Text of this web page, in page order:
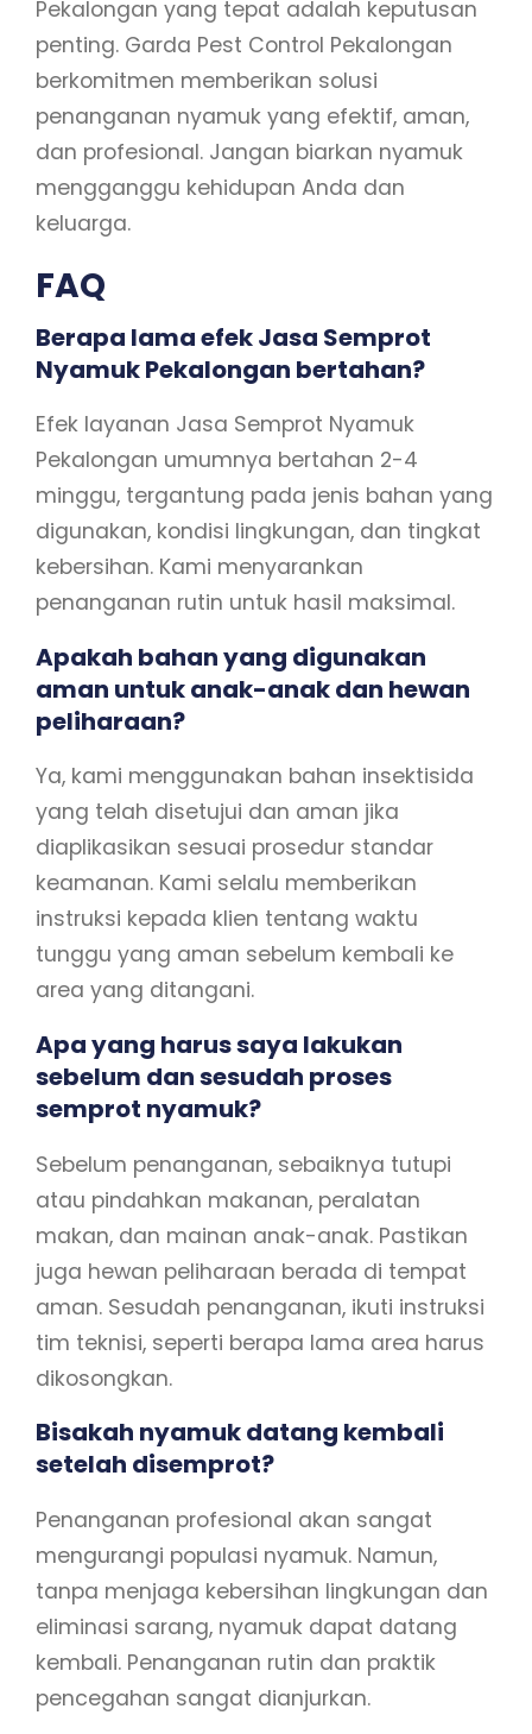
Pekalongan yang tepat adalah keputusan
penting. Garda Pest Control Pekalongan
berkomitmen memberikan solusi
penanganan nyamuk yang efektif, aman,
dan profesional. Jangan biarkan nyamuk
mengganggu kehidupan Anda dan
keluarga.
FAQ
Berapa lama efek Jasa Semprot
Nyamuk Pekalongan bertahan?
Efek layanan Jasa Semprot Nyamuk
Pekalongan umumnya bertahan 2-4
minggu, tergantung pada jenis bahan yang
digunakan, kondisi lingkungan, dan tingkat
kebersihan. Kami menyarankan
penanganan rutin untuk hasil maksimal.
Apakah bahan yang digunakan
aman untuk anak-anak dan hewan
peliharaan?
Ya, kami menggunakan bahan insektisida
yang telah disetujui dan aman jika
diaplikasikan sesuai prosedur standar
keamanan. Kami selalu memberikan
instruksi kepada klien tentang waktu
tunggu yang aman sebelum kembali ke
area yang ditangani.
Apa yang harus saya lakukan
sebelum dan sesudah proses
semprot nyamuk?
Sebelum penanganan, sebaiknya tutupi
atau pindahkan makanan, peralatan
makan, dan mainan anak-anak. Pastikan
juga hewan peliharaan berada di tempat
aman. Sesudah penanganan, ikuti instruksi
tim teknisi, seperti berapa lama area harus
dikosongkan.
Bisakah nyamuk datang kembali
setelah disemprot?
Penanganan profesional akan sangat
mengurangi populasi nyamuk. Namun,
tanpa menjaga kebersihan lingkungan dan
eliminasi sarang, nyamuk dapat datang
kembali. Penanganan rutin dan praktik
pencegahan sangat dianjurkan.